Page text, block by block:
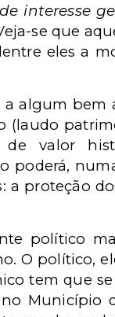
interesse
se que
eles a
algum bem
(laudo
de valor
poderá,
proteção
político
O político,
tem que
Município